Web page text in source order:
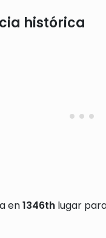
histórica
en1346thlugar